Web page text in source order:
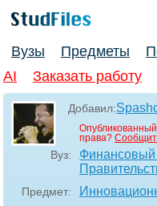
Вузы Предметы
AI
Заказать работу
Добавил:
права?
Вуз:
Финансовый
Предмет: